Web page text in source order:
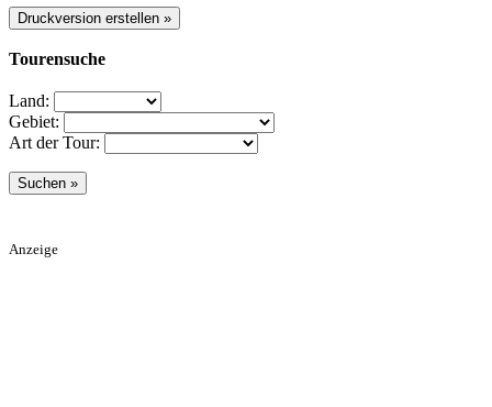
Tourensuche
Land:
Gebiet:
Art der Tour:
Anzeige